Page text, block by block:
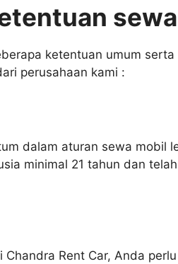
ketentuan umum
perusahaan kami :
dalam aturan sewa mobil
minimal 21 tahun dan
Rent Car, Anda